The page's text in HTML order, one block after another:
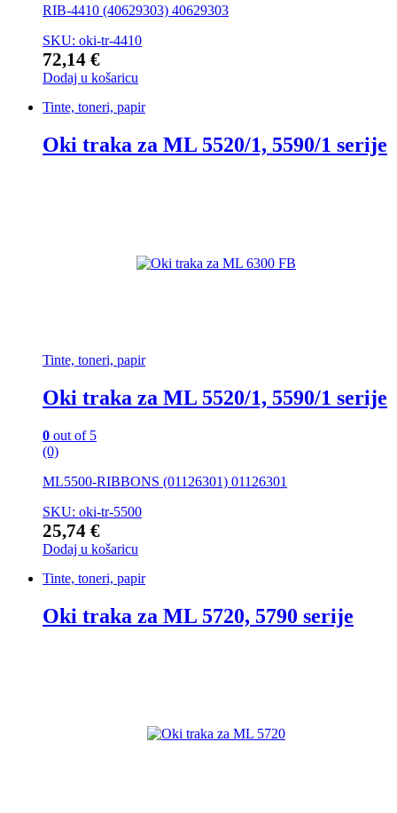
RIB-4410 (40629303) 40629303
SKU: oki-tr-4410
72,14 €
Dodaj u košaricu
Tinte, toneri, papir
Oki traka za ML 5520/1, 5590/1 serije
Tinte, toneri, papir
Oki traka za ML 5520/1, 5590/1 serije
0 out of 5
(0)
ML5500-RIBBONS (01126301) 01126301
SKU: oki-tr-5500
25,74 €
Dodaj u košaricu
Tinte, toneri, papir
Oki traka za ML 5720, 5790 serije